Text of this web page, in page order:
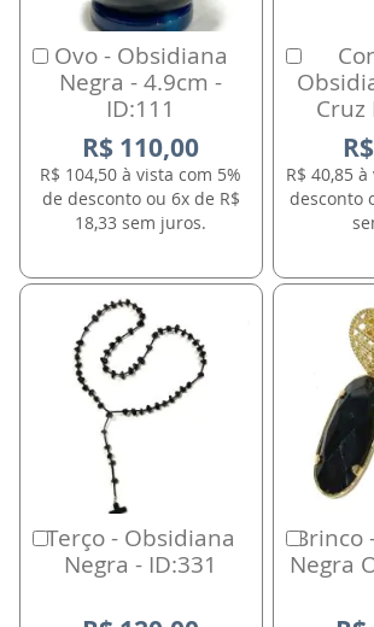
Ovo - Obsidiana
Negra - 4.9cm -
ID:111
R$ 110,00
R$ 104,50 à vista com 5%
de desconto ou 6x de R$
18,33 sem juros.
Comprar
Cruz
R$ 40,85
desconto
Terço - Obsidiana
Negra - ID:331
Comprar
Brinco
Negra